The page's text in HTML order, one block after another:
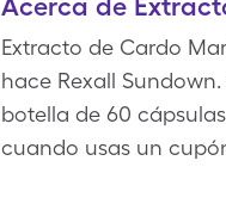
Extracto de Cardo
hace Rexall
botella de 60
cuando usas un